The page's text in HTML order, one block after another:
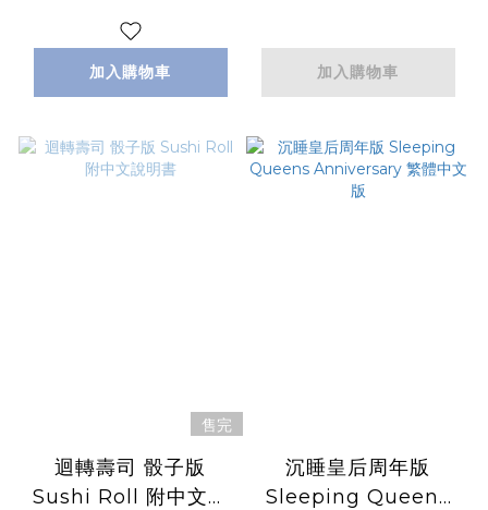
加入購物車 加入購物車
售完
迴轉壽司 骰子版
Sushi Roll 附中文說
沉睡皇后周年版
Sleeping Queens